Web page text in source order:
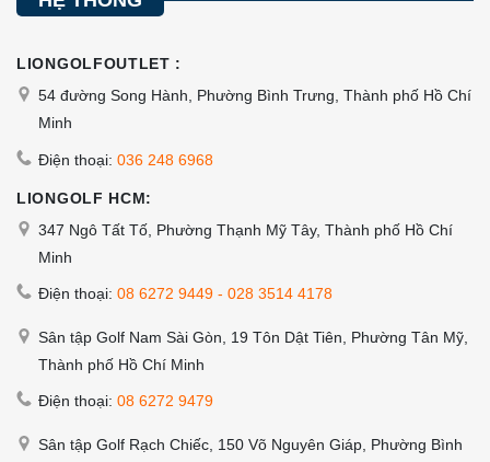
sản
LIONGOLFOUTLET :
54 đường Song Hành, Phường Bình Trưng, Thành phố Hồ Chí
Minh
Điện thoại: 036 248 6968
LIONGOLF HCM:
347 Ngô Tất Tố, Phường Thạnh Mỹ Tây, Thành phố Hồ Chí
Minh
Điện thoại: 08 6272 9449 - 028 3514 4178
Sân tập Golf Nam Sài Gòn, 19 Tôn Dật Tiên, Phường Tân Mỹ,
Thành phố Hồ Chí Minh
Điện thoại: 08 6272 9479
Sân tập Golf Rạch Chiếc, 150 Võ Nguyên Giáp, Phường Bình